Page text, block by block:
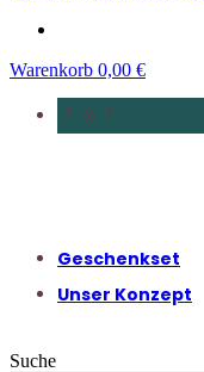
Warenkorb 0,00 €
X
Geschenkset
Unser Konzept
Suche